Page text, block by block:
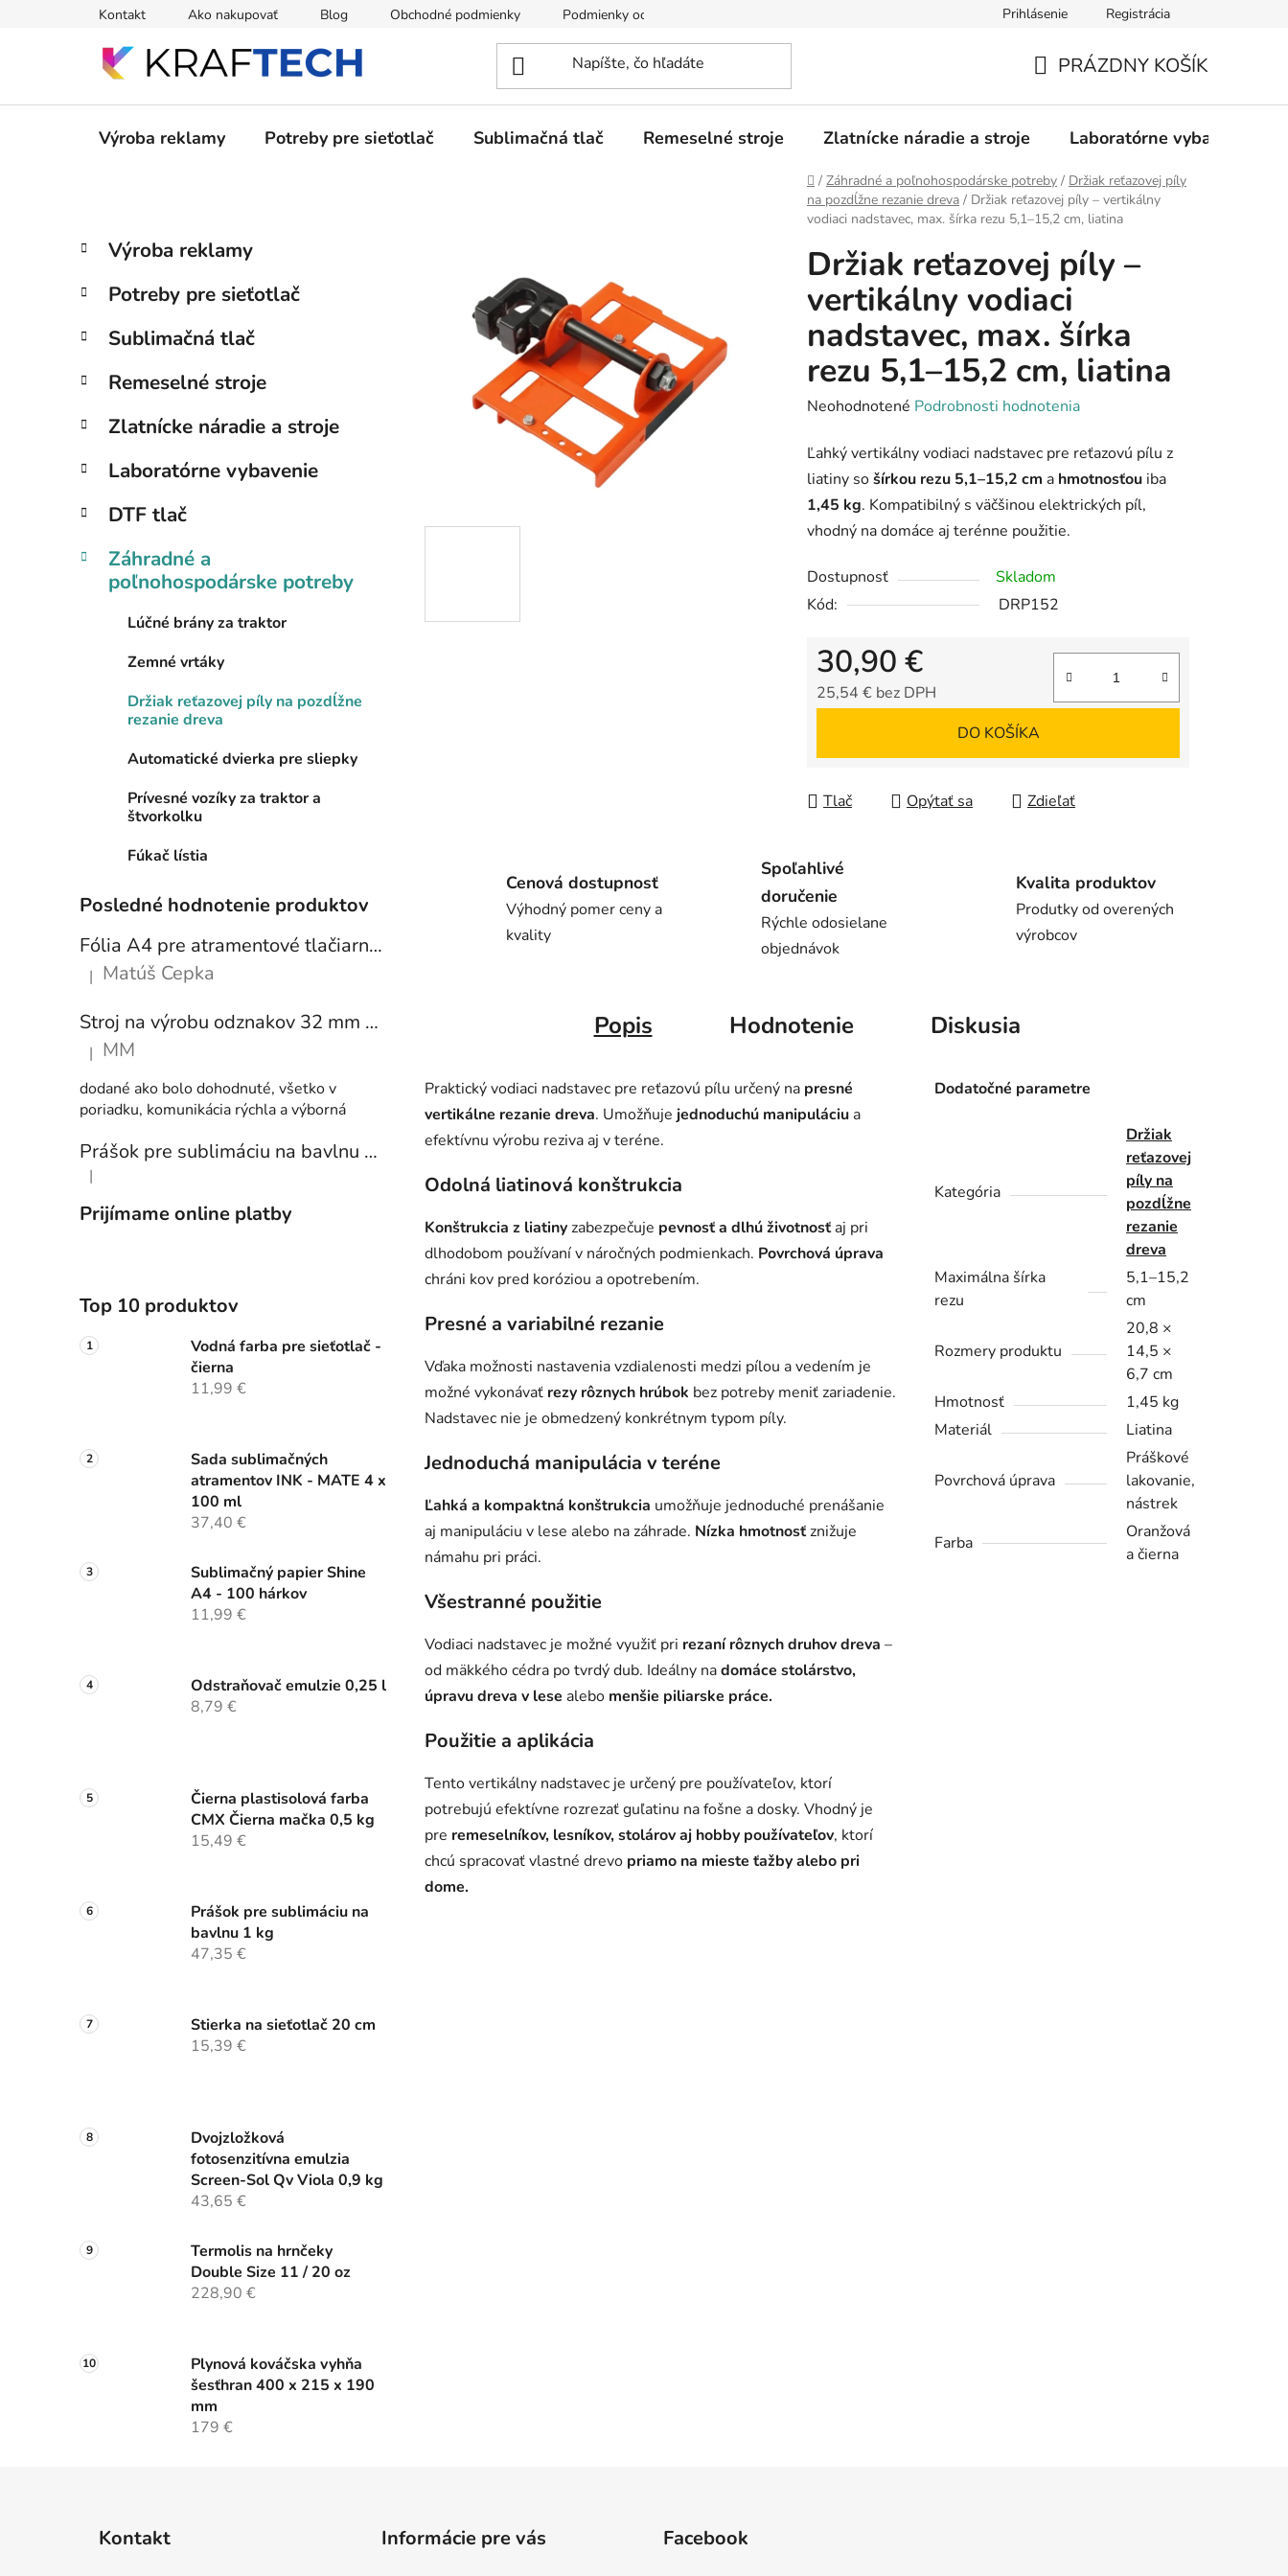
Kontakt Ako nakupovať Blog Obchodné podmienky Podmienky ochrany osobných údajov Prihlásenie Registrácia
KOŠÍK
PRÁZDNY KOŠÍK
Výroba reklamy Potreby pre sieťotlač Sublimačná tlač Remeselné stroje Zlatnícke náradie a stroje Laboratórne vybavenie
Domov
/ Záhradné a poľnohospodárske potreby / Držiak reťazovej píly
na pozdĺžne rezanie dreva / Držiak reťazovej píly – vertikálny
vodiaci nadstavec, max. šírka rezu 5,1–15,2 cm, liatina
B
č
ý
a
n
e
l
Preskočiť
kategórie
K
a
e
ó
i
Výroba reklamy
Potreby pre sieťotlač
Sublimačná tlač
Remeselné stroje
Zlatnícke náradie a stroje
Laboratórne vybavenie
DTF tlač
Záhradné a
poľnohospodárske potreby
Lúčné brány za traktor
Zemné vrtáky
Držiak reťazovej píly na pozdĺžne
rezanie dreva
Automatické dvierka pre sliepky
Prívesné vozíky za traktor a
štvorkolku
Fúkač lístia
Posledné hodnotenie produktov
Fólia A4 pre atramentové tlačiarne - sada 10 ks
Hodnotenie produktu je 5 z 5 hviezdičiek.
| Matúš Cepka
Stroj na výrobu odznakov 32 mm a 58 mm + 250 ks odznakov
Hodnotenie produktu je 5 z 5 hviezdičiek.
| MM
dodané ako bolo dohodnuté, všetko v
poriadku, komunikácia rýchla a výborná
Prášok pre sublimáciu na bavlnu 1 kg
Hodnotenie produktu je 5 z 5 hviezdičiek.
|
Prijímame online platby
Top 10 produktov
Vodná farba pre sieťotlač -
čierna
11,99 €
Sada sublimačných
atramentov INK - MATE 4 x
100 ml
37,40 €
Sublimačný papier Shine
A4 - 100 hárkov
11,99 €
Odstraňovač emulzie 0,25 l
8,79 €
Čierna plastisolová farba
CMX Čierna mačka 0,5 kg
15,49 €
Prášok pre sublimáciu na
bavlnu 1 kg
47,35 €
Stierka na sieťotlač 20 cm
15,39 €
Dvojzložková
fotosenzitívna emulzia
Screen-Sol Qv Viola 0,9 kg
43,65 €
Termolis na hrnčeky
Double Size 11 / 20 oz
228,90 €
Plynová kováčska vyhňa
šesťhran 400 x 215 x 190
mm
179 €
Držiak reťazovej píly –
vertikálny vodiaci
nadstavec, max. šírka
rezu 5,1–15,2 cm, liatina
Priemerné
produktu
je
0,0
z
hviezdičiek.
Neohodnotené Podrobnosti hodnotenia
Ľahký vertikálny vodiaci nadstavec pre reťazovú pílu z
liatiny sošírkou rezu 5,1–15,2 cm a hmotnosťou iba
1,45 kg. Kompatibilný s väčšinou elektrických píl,
vhodný na domáce aj terénne použitie.
Dostupnosť
Skladom
Kód:
DRP152
30,90 €
25,54 € bez DPH
DO KOŠÍKA
Tlač Opýtať sa Zdieľať
Cenová dostupnosť
Výhodný pomer ceny a
kvality
Spoľahlivé
doručenie
Rýchle odosielane
objednávok
Kvalita produktov
Produtky od overených
výrobcov
Popis Hodnotenie Diskusia
Praktický vodiaci nadstavec pre reťazovú pílu určený na presné
vertikálne rezanie dreva. Umožňuje jednoduchú manipuláciu a
efektívnu výrobu reziva aj v teréne.
Odolná liatinová konštrukcia
Konštrukcia z liatinyzabezpečuje pevnosť a dlhú životnosťaj pri
dlhodobom používaní v náročných podmienkach. Povrchová úprava
chráni kov pred koróziou a opotrebením.
Presné a variabilné rezanie
Vďaka možnosti nastavenia vzdialenosti medzi pílou a vedením je
možné vykonávať rezy rôznych hrúbok bez potreby meniť zariadenie.
Nadstavec nie je obmedzený konkrétnym typom píly.
Jednoduchá manipulácia v teréne
Ľahká a kompaktná konštrukcia umožňuje jednoduché prenášanie
aj manipuláciu v lese alebo na záhrade. Nízka hmotnosťznižuje
námahu pri práci.
Všestranné použitie
Vodiaci nadstavec je možné využiť pri rezaní rôznych druhov dreva –
od mäkkého cédra po tvrdý dub. Ideálny nadomáce stolárstvo,
úpravu dreva v lese alebo menšie piliarske práce.
Použitie a aplikácia
Tento vertikálny nadstavec je určený pre používateľov, ktorí
potrebujú efektívne rozrezať guľatinu na fošne a dosky. Vhodný je
pre remeselníkov, lesníkov, stolárov aj hobby používateľov, ktorí
chcú spracovať vlastné drevo priamo na mieste ťažby alebo pri
dome.
Dodatočné parametre
Kategória
Držiak
reťazovej
píly na
pozdĺžne
rezanie
dreva
Maximálna šírka
rezu
5,1–15,2
cm
Rozmery produktu
20,8 ×
14,5 ×
6,7 cm
Hmotnosť
1,45 kg
Materiál
Liatina
Povrchová úprava
Práškové
lakovanie,
nástrek
Farba
Oranžová
a čierna
Kontakt Informácie pre vás Facebook